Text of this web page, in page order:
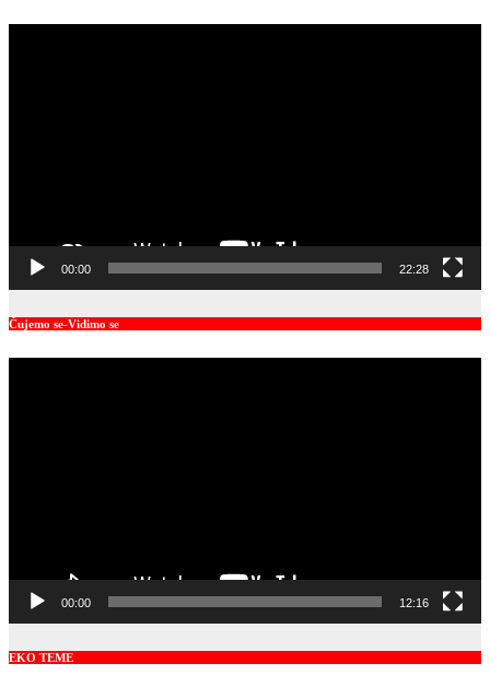
00:00 22:28
Čujemo se-Vidimo se
00:00 12:16
EKO TEME